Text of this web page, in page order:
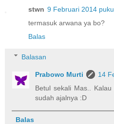
stwn 9 Februari 2014
termasuk arwana ya bo?
Balas
Balasan
Prabowo Murti
14
Betul sekali Mas..
sudah ajalnya :D
Balas